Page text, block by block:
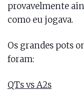
provavelmente
como eu jogava.
Os grandes pots
foram:
QTs vs A2s